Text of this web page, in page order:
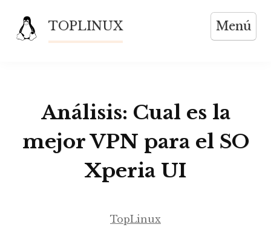
contenido
TOPLINUX Menú
Análisis: Cual es la
mejor VPN para el SO
Xperia UI
TopLinux